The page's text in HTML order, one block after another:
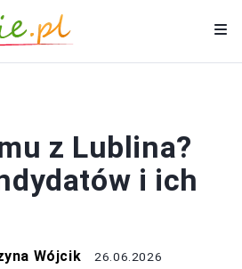
z Lublina?
i ich
Wójcik 26.06.2026